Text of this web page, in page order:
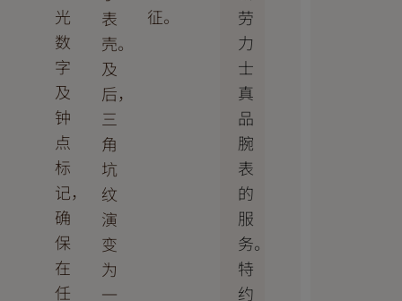
光
数
字
及
钟
点
标
记，
确
保
在
任
表
壳。
及
后，
三
角
坑
纹
演
变
为
一
征。
劳
力
士
真
品
腕
表
的
服
务。
特
约